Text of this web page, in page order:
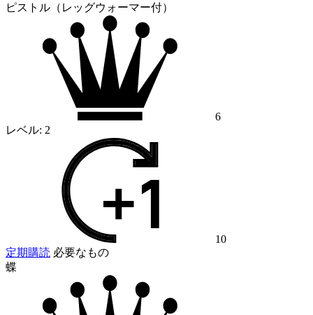
ピストル（レッグウォーマー付）
6
レベル: 2
10
定期購読 必要なもの
蝶